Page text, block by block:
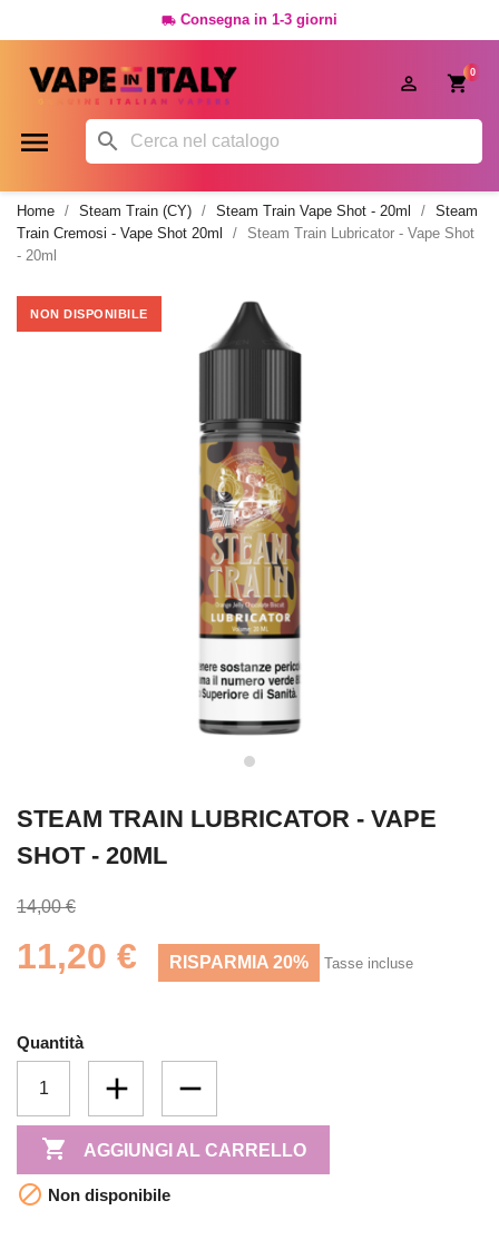
 Consegna in 1-3 giorni
0

 
Home Steam Train (CY) Steam Train Vape Shot - 20ml
Steam
Train Cremosi - Vape Shot 20ml
Steam Train Lubricator - Vape Shot
- 20ml
NON DISPONIBILE
STEAM TRAIN LUBRICATOR - VAPE
SHOT - 20ML
14,00 €
11,20 € RISPARMIA 20% Tasse incluse
Quantità
 AGGIUNGI AL CARRELLO
 Non disponibile